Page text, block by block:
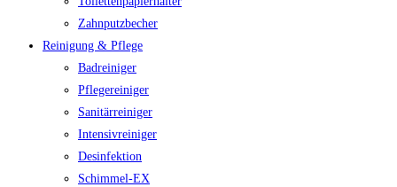
Zahnputzbecher
Reinigung & Pflege
Badreiniger
Pflegereiniger
Sanitärreiniger
Intensivreiniger
Desinfektion
Schimmel-EX